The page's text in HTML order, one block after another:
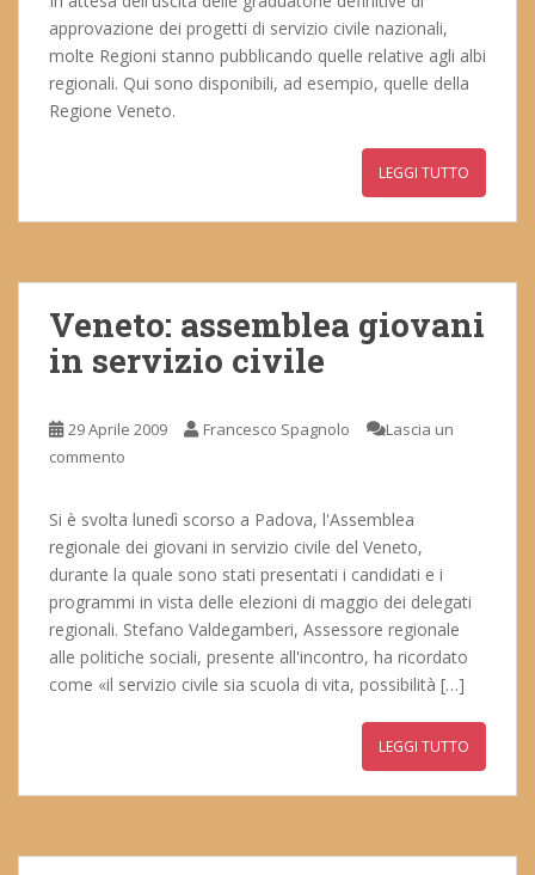
approvazione dei progetti di servizio civile nazionali,
molte Regioni stanno pubblicando quelle relative agli albi
regionali. Qui sono disponibili, ad esempio, quelle della
Regione Veneto.
LEGGI TUTTO
Veneto: assemblea giovani
in servizio civile
29 Aprile 2009 Francesco Spagnolo
Lascia un
commento
Si è svolta lunedì scorso a Padova, l'Assemblea
regionale dei giovani in servizio civile del Veneto,
durante la quale sono stati presentati i candidati e i
programmi in vista delle elezioni di maggio dei delegati
regionali. Stefano Valdegamberi, Assessore regionale
alle politiche sociali, presente all'incontro, ha ricordato
come «il servizio civile sia scuola di vita, possibilità […]
LEGGI TUTTO